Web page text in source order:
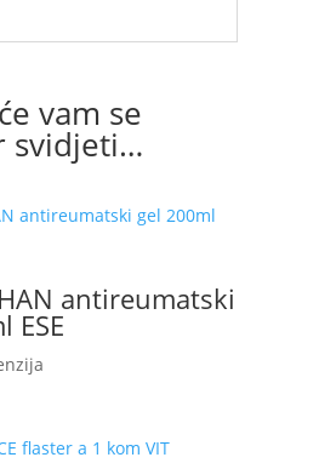
vam se
svidjeti…
antireumatski
ESE